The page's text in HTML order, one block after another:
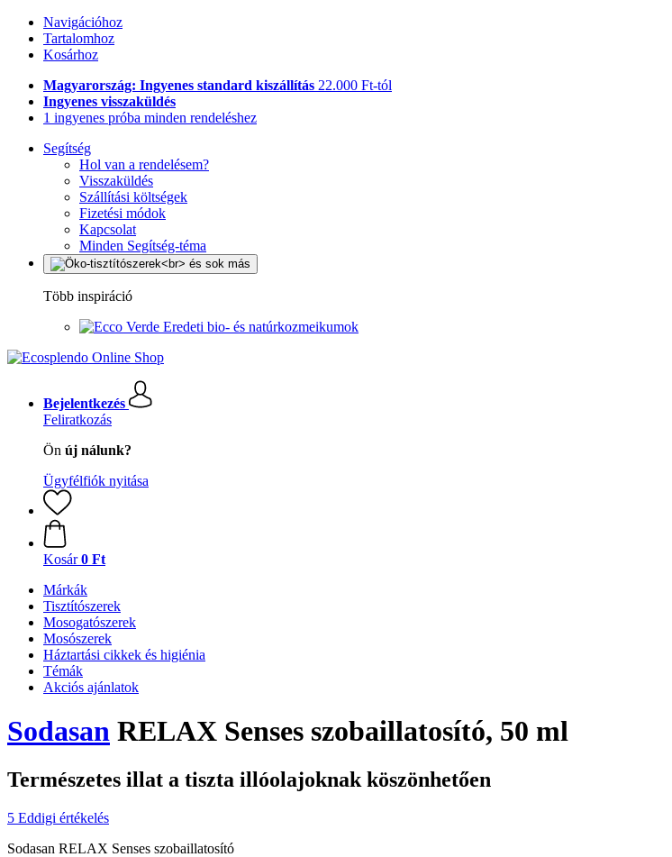
Navigációhoz
Tartalomhoz
Kosárhoz
Magyarország: Ingyenes standard kiszállítás 22.000 Ft-tól
Ingyenes visszaküldés
1 ingyenes próba minden rendeléshez
Segítség
Hol van a rendelésem?
Visszaküldés
Szállítási költségek
Fizetési módok
Kapcsolat
Minden Segítség-téma
Több inspiráció
Eredeti bio- és natúrkozmeikumok
Bejelentkezés
Feliratkozás
Ön új nálunk?
Ügyfélfiók nyitása
Kosár 0 Ft
Márkák
Tisztítószerek
Mosogatószerek
Mosószerek
Háztartási cikkek és higiénia
Témák
Akciós ajánlatok
Sodasan RELAX Senses szobaillatosító, 50 ml
Természetes illat a tiszta illóolajoknak köszönhetően
5 Eddigi értékelés
Sodasan RELAX Senses szobaillatosító